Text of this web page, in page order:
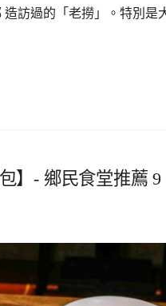
訪過的「老撈」。特別是
】- 鄉民食堂推薦